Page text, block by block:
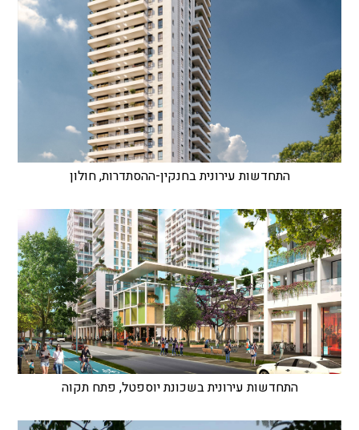
התחדשות עירונית בחנקין-ההסתדרות, חולון
התחדשות עירונית בשכונת יוספטל, פתח תקוה